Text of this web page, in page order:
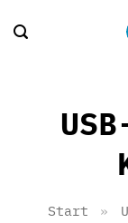
Inhalt
Start »